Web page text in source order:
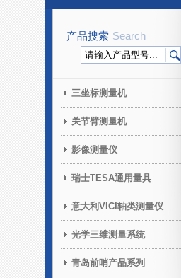
产品搜索 Search
三坐标测量机
关节臂测量机
影像测量仪
瑞士TESA通用量具
意大利VICI轴类测量仪
光学三维测量系统
青岛前哨产品系列